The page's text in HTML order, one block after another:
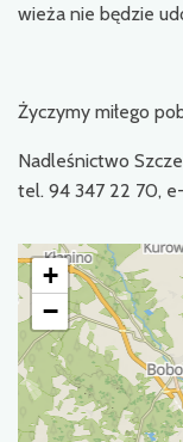
wieża nie będzie
Życzymy miłego
Nadleśnictwo
tel. 94 347 22 70,
+
−